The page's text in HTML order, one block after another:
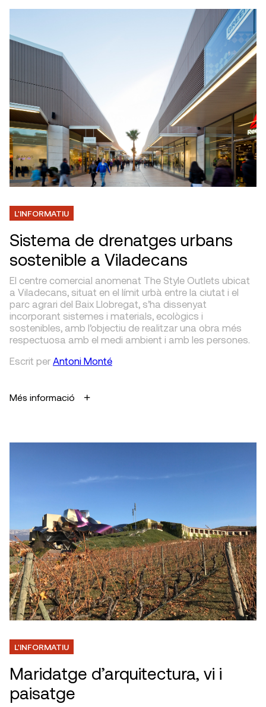
Notícies
L'INFORMATIU
Sistema de drenatges urbans
sostenible a Viladecans
El centre comercial anomenat The Style Outlets ubicat
a Viladecans, situat en el límit urbà entre la ciutat i el
parc agrari del Baix Llobregat, s’ha dissenyat
incorporant sistemes i materials, ecològics i
sostenibles, amb l’objectiu de realitzar una obra més
respectuosa amb el medi ambient i amb les persones.
Escrit per Antoni Monté
Més informació
L'INFORMATIU
Maridatge d’arquitectura, vi i
paisatge